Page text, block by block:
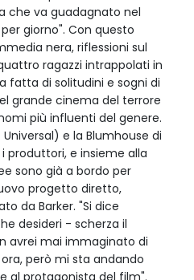
che va guadagnato nel
giorno". Con questo
nera, riflessioni sul
ragazzi intrappolati in
fatta di solitudini e sogni di
grande cinema del terrore
più influenti del genere.
e la Blumhouse di
produttori, e insieme alla
sono già a bordo per
progetto diretto,
da Barker. "Si dice
desideri - scherza il
avrei mai immaginato di
però mi sta andando